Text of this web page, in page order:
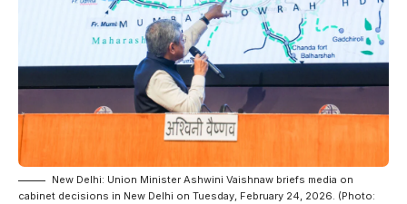
New Delhi: Union Minister Ashwini Vaishnaw briefs media on
cabinet decisions in New Delhi on Tuesday, February 24, 2026. (Photo: